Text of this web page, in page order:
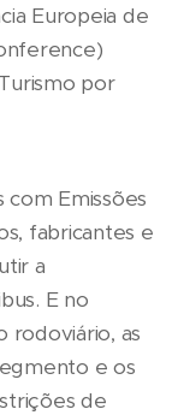
Europeia de
por
com Emissões
fabricantes e
a
E no
rodoviário, as
e os
de